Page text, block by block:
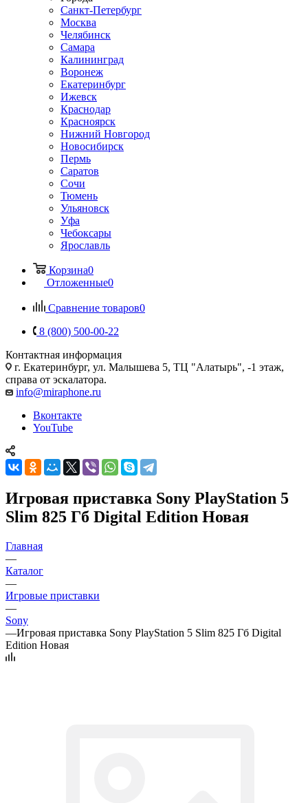
Санкт-Петербург
Москва
Челябинск
Самара
Калининград
Воронеж
Екатеринбург
Ижевск
Краснодар
Красноярск
Нижний Новгород
Новосибирск
Пермь
Саратов
Сочи
Тюмень
Ульяновск
Уфа
Чебоксары
Ярославль
Корзина0
Отложенные0
Сравнение товаров0
8 (800) 500-00-22
Контактная информация
г. Екатеринбург, ул. Малышева 5, ТЦ "Алатырь", -1 этаж,
справа от эскалатора.
info@miraphone.ru
Вконтакте
YouTube
Игровая приставка Sony PlayStation 5
Slim 825 Гб Digital Edition Новая
Главная
—
Каталог
—
Игровые приставки
—
Sony
—Игровая приставка Sony PlayStation 5 Slim 825 Гб Digital
Edition Новая